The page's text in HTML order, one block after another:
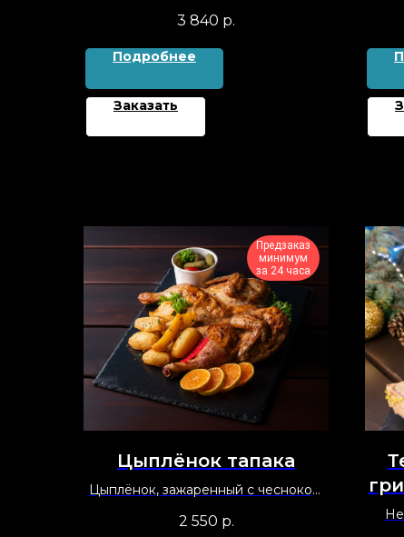
3 840 р.
Подробнее
Заказать
Предзаказ
минимум
за 24 часа
Цыплёнок тапака
Цыплёнок, зажаренный с чесноком,
запечённым в специях
2 550 р.